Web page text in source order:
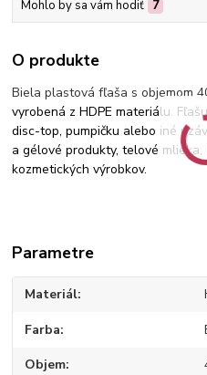
Mohlo by sa vám hodiť 7
O produkte
Biela plastová fľaša s objemom
vyrobená z HDPE materiálu.
disc-top, pumpičku alebo iné
a gélové produkty, telové
kozmetických výrobkov.
Parametre
Materiál
Farba
Objem